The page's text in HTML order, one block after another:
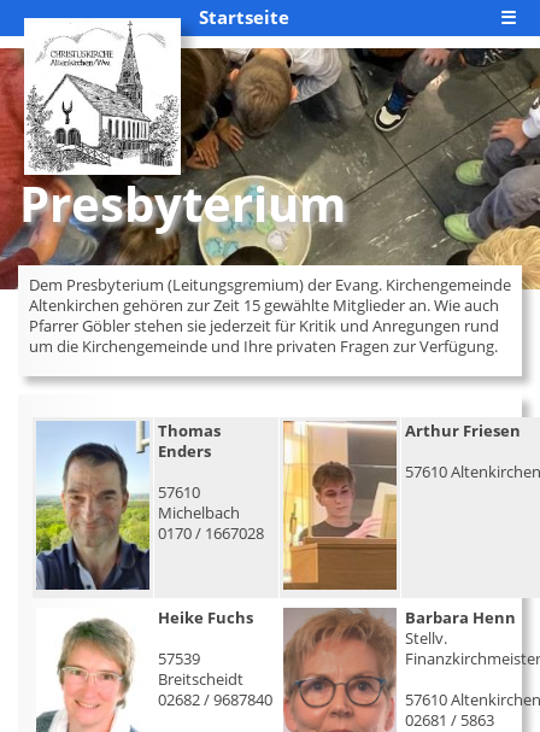
Startseite ☰
Presbyterium
Dem Presbyterium (Leitungsgremium) der Evang. Kirchengemeinde
Altenkirchen gehören zur Zeit 15 gewählte Mitglieder an. Wie auch
Pfarrer Göbler stehen sie jederzeit für Kritik und Anregungen rund
um die Kirchengemeinde und Ihre privaten Fragen zur Verfügung.
Thomas
Enders
57610
Michelbach
0170 / 1667028
Arthur Friesen
57610
Heike Fuchs
57539
Breitscheidt
02682 / 9687840
Barbara Henn
Stellv.
57610
02681 / 5863